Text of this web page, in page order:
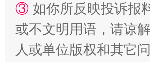
扯下公款旅游的“隐身衣”
③ 如你所反映投诉报
或不文明用语，请谅
人或单位版权和其它